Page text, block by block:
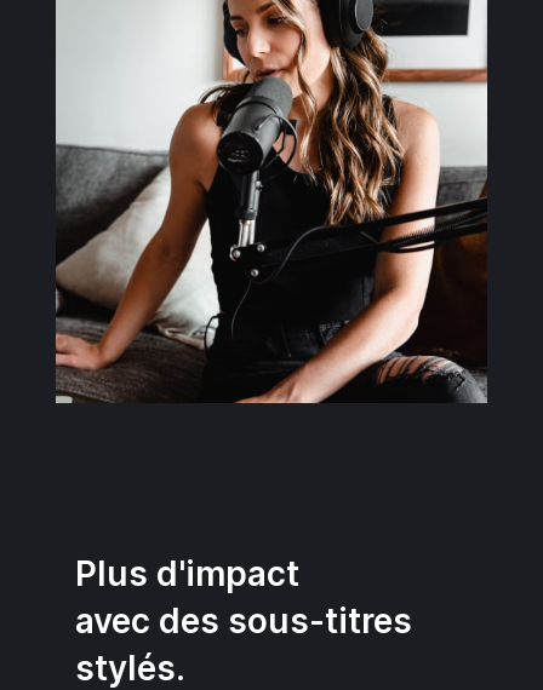
Plus d'impact
avec des sous-titres
stylés.